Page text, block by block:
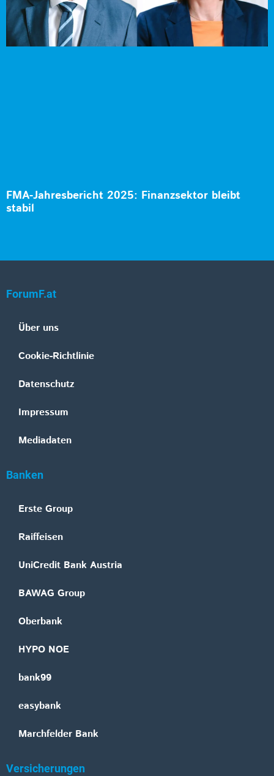
FMA-Jahresbericht 2025: Finanzsektor bleibt
stabil
ForumF.at
Über uns
Cookie-Richtlinie
Datenschutz
Impressum
Mediadaten
Banken
Erste Group
Raiffeisen
UniCredit Bank Austria
BAWAG Group
Oberbank
HYPO NOE
bank99
easybank
Marchfelder Bank
Versicherungen